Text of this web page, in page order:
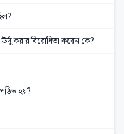
করার বিরোধিতা করেন কে?
হয়?